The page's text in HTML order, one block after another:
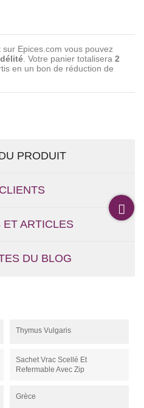
Epices.com vous pouvez
. Votre panier totalisera 2
en un bon de réduction de
PRODUIT
ET ARTICLES
DU BLOG
Thymus Vulgaris
Sachet Vrac Scellé Et
Refermable Avec Zip
Grèce